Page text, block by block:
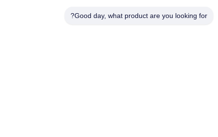
العنوان
Good day, what product are you looking for?